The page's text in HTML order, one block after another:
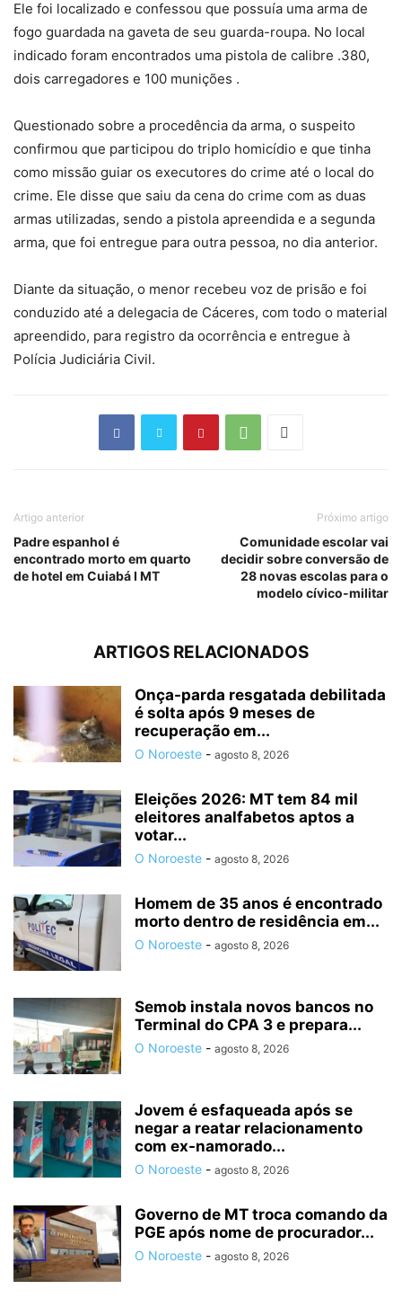
Ele foi localizado e confessou que possuía uma arma de
fogo guardada na gaveta de seu guarda-roupa. No local
indicado foram encontrados uma pistola de calibre .380,
dois carregadores e 100 munições .
Questionado sobre a procedência da arma, o suspeito
confirmou que participou do triplo homicídio e que tinha
como missão guiar os executores do crime até o local do
crime. Ele disse que saiu da cena do crime com as duas
armas utilizadas, sendo a pistola apreendida e a segunda
arma, que foi entregue para outra pessoa, no dia anterior.
Diante da situação, o menor recebeu voz de prisão e foi
conduzido até a delegacia de Cáceres, com todo o material
apreendido, para registro da ocorrência e entregue à
Polícia Judiciária Civil.
Artigo anterior
Padre espanhol é
encontrado morto em quarto
de hotel em Cuiabá I MT
Próximo artigo
Comunidade escolar vai
decidir sobre conversão de
28 novas escolas para o
modelo cívico-militar
ARTIGOS RELACIONADOS
Onça-parda resgatada debilitada
é solta após 9 meses de
recuperação em...
O Noroeste - agosto 8, 2026
Eleições 2026: MT tem 84 mil
eleitores analfabetos aptos a
votar...
O Noroeste - agosto 8, 2026
Homem de 35 anos é encontrado
morto dentro de residência em...
O Noroeste - agosto 8, 2026
Semob instala novos bancos no
Terminal do CPA 3 e prepara...
O Noroeste - agosto 8, 2026
Jovem é esfaqueada após se
negar a reatar relacionamento
com ex-namorado...
O Noroeste - agosto 8, 2026
Governo de MT troca comando da
PGE após nome de procurador...
O Noroeste - agosto 8, 2026